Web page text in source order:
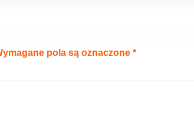
pola są oznaczone *